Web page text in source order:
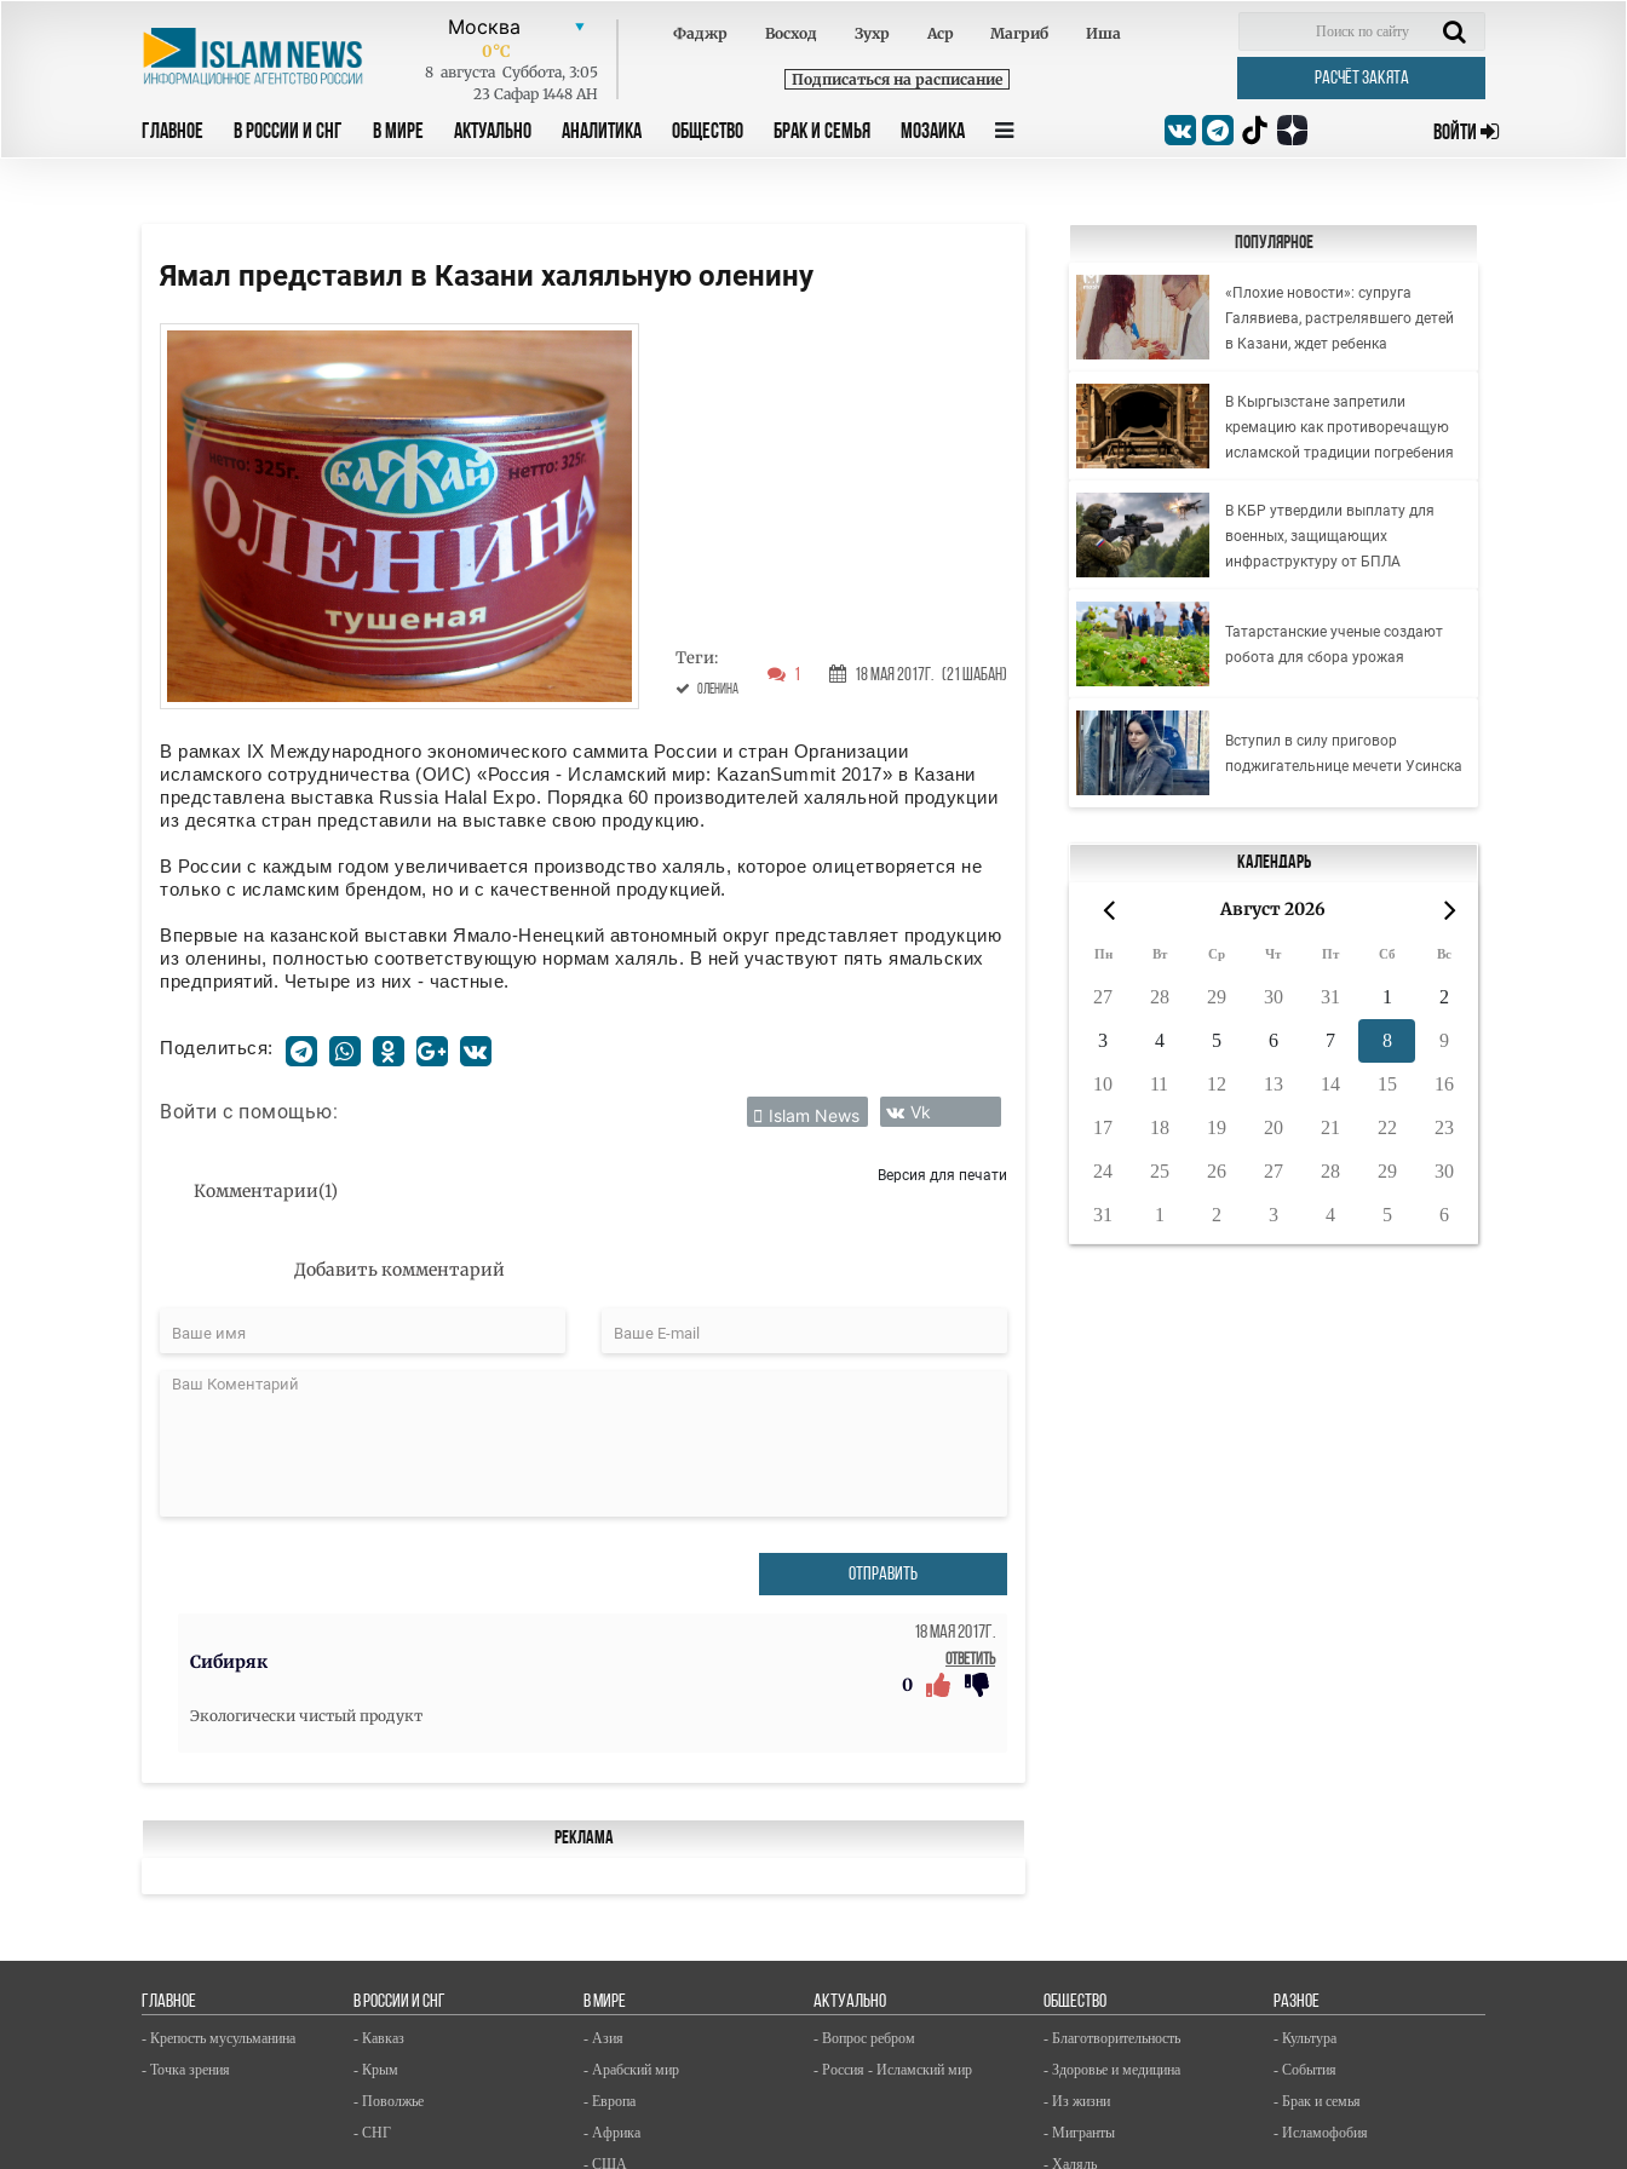
0°C
8 августа Суббота, 3:05
23 Сафар 1448 AH
Фаджр Восход Зухр Аср Магриб Иша
Подписаться на расписание РАСЧЁТ ЗАКЯТА
ГЛАВНОЕ В РОССИИ И СНГ В МИРЕ АКТУАЛЬНО АНАЛИТИКА ОБЩЕСТВО БРАК И СЕМЬЯ МОЗАИКА ВОЙТИ
Ямал представил в Казани халяльную оленину
Теги:
оленина
1 18 Мая 2017г. (21 Шабан)
В рамках IX Международного экономического саммита России и стран Организации
исламского сотрудничества (ОИС) «Россия - Исламский мир: KazanSummit 2017» в Казани
представлена выставка Russia Halal Expo. Порядка 60 производителей халяльной продукции
из десятка стран представили на выставке свою продукцию.
В России с каждым годом увеличивается производство халяль, которое олицетворяется не
только с исламским брендом, но и с качественной продукцией.
Впервые на казанской выставки Ямало-Ненецкий автономный округ представляет продукцию
из оленины, полностью соответствующую нормам халяль. В ней участвуют пять ямальских
предприятий. Четыре из них - частные.
Поделиться:
Войти с помощью: Islam News Vk
Комментарии(1)
Версия для печати
Добавить комментарий
ОТПРАВИТЬ
Сибиряк
18 Мая 2017г.
Ответить
0
Экологически чистый продукт
Реклама
Популярное
«Плохие новости»: супруга
Галявиева, растрелявшего детей
в Казани, ждет ребенка
В Кыргызстане запретили
кремацию как противоречащую
исламской традиции погребения
В КБР утвердили выплату для
военных, защищающих
инфраструктуру от БПЛА
Татарстанские ученые создают
робота для сбора урожая
Вступил в силу приговор
поджигательнице мечети Усинска
Календарь
Август 2026
Пн Вт Ср Чт Пт Сб Вс
27 28 29 30 31 1 2
3 4 5 6 7 8 9
10 11 12 13 14 15 16
17 18 19 20 21 22 23
24 25 26 27 28 29 30
31 1 2 3 4 5 6
ГЛАВНОЕ
- Крепость мусульманина
- Точка зрения
В РОССИИ И СНГ
- Кавказ
- Крым
- Поволжье
- СНГ
В МИРЕ
- Азия
- Арабский мир
- Европа
- Африка
- США
АКТУАЛЬНО
- Вопрос ребром
- Россия - Исламский мир
ОБЩЕСТВО
- Благотворительность
- Здоровье и медицина
- Из жизни
- Мигранты
- Халяль
РАЗНОЕ
- Культура
- События
- Брак и семья
- Исламофобия